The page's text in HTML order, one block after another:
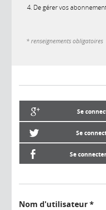
De gérer vos
* renseignements obligatoires
Se
Se
Se
Nom d'utilisateur*